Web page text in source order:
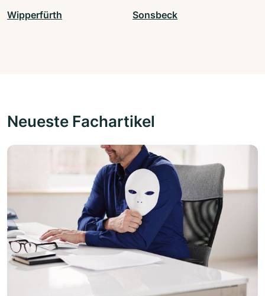
Wipperfürth Sonsbeck
Neueste Fachartikel